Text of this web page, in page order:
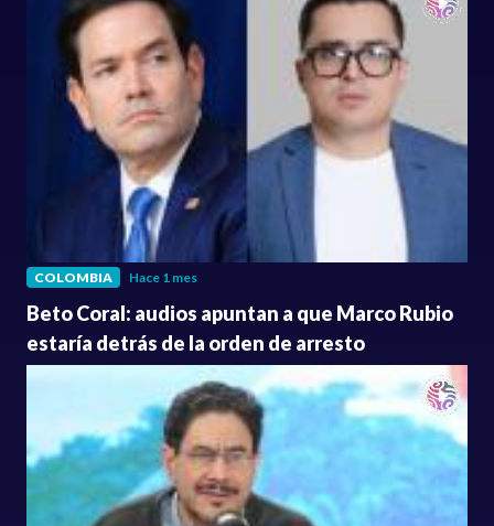
COLOMBIA Hace 1 mes
Beto Coral: audios apuntan a que Marco Rubio
estaría detrás de la orden de arresto